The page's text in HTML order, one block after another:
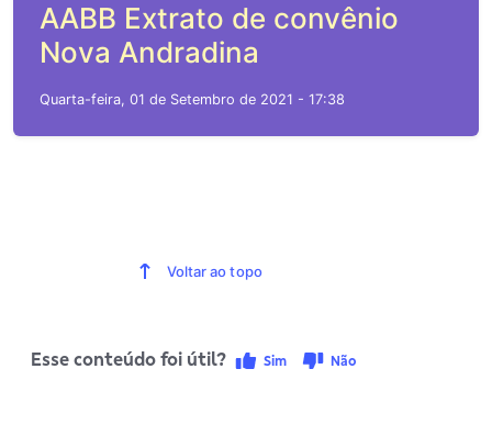
AABB Extrato de convênio
Nova Andradina
Quarta-feira, 01 de Setembro de 2021 - 17:38
Voltar ao topo
Esse conteúdo foi útil? Sim Não